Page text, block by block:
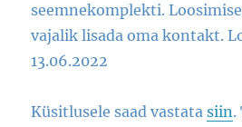
seemnekomplekti.
vajalik lisada oma kontakt.
13.06.2022
Küsitlusele saad vastatasiin.